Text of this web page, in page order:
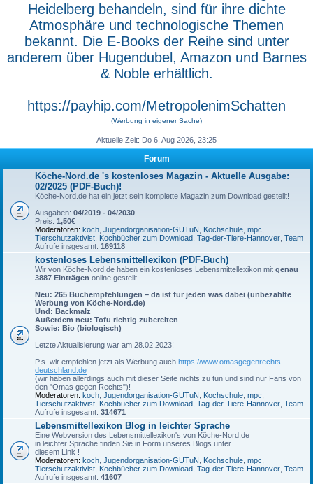
Heidelberg behandeln, sind für ihre dichte
Atmosphäre und technologische Themen
bekannt. Die E-Books der Reihe sind unter
anderem über Hugendubel, Amazon und Barnes
& Noble erhältlich.
https://payhip.com/MetropolenimSchatten
(Werbung in eigener Sache)
Aktuelle Zeit: Do 6. Aug 2026, 23:25
Forum
Köche-Nord.de 's kostenloses Magazin - Aktuelle Ausgabe:
02/2025 (PDF-Buch)!
Köche-Nord.de hat ein jetzt sein komplette Magazin zum Download gestellt!
Ausgaben: 04/2019 - 04/2030
Preis: 1,50€
Moderatoren: koch Jugendorganisation-GUTuN Kochschule mpc
Tierschutzaktivist Kochbücher zum Download Tag-der-Tiere-Hannover Team
Aufrufe insgesamt: 169118
kostenloses Lebensmittellexikon (PDF-Buch)
Wir von Köche-Nord.de haben ein kostenloses Lebensmittellexikon mit genau
3887 Einträgen online gestellt.
Neu: 265 Buchempfehlungen – da ist für jeden was dabei (unbezahlte
Werbung von Köche-Nord.de)
Und: Backmalz
Außerdem neu: Tofu richtig zubereiten
Sowie: Bio (biologisch)
Letzte Aktualisierung war am 28.02.2023!
P.s. wir empfehlen jetzt als Werbung auch https://www.omasgegenrechts-
deutschland.de
(wir haben allerdings auch mit dieser Seite nichts zu tun und sind nur Fans von
den "Omas gegen Rechts")!
Moderatoren: koch Jugendorganisation-GUTuN Kochschule mpc
Tierschutzaktivist Kochbücher zum Download Tag-der-Tiere-Hannover Team
Aufrufe insgesamt: 314671
Lebensmittellexikon Blog in leichter Sprache
Eine Webversion des Lebensmittellexikon's von Köche-Nord.de
in leichter Sprache finden Sie in Form unseres Blogs unter
diesem Link !
Moderatoren: koch Jugendorganisation-GUTuN Kochschule mpc
Tierschutzaktivist Kochbücher zum Download Tag-der-Tiere-Hannover Team
Aufrufe insgesamt: 41607